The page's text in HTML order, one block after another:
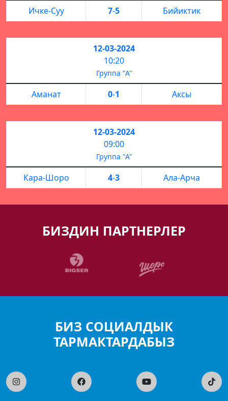
Ичке-Суу 7-5 Бийиктик
12-03-2024
10:20
Группа "А"
Аманат 0-1 Аксы
12-03-2024
09:00
Группа "А"
Кара-Шоро 4-3 Ала-Арча
БИЗДИН ПАРТНЕРЛЕР
БИЗ СОЦИАЛДЫК
ТАРМАКТАРДАБЫЗ